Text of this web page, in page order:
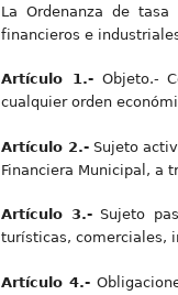
La Ordenanza de
financieros e
Artículo 1.-Objeto.-
cualquier orden
Artículo 2.- Sujeto
Financiera Municipal, a
Artículo 3.- Sujeto
turísticas, comerciales,
Artículo 4.-